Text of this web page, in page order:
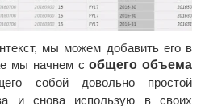
мы можем добавить его в
мы начнем собщего объема
собой довольно простой
и снова использую в своих